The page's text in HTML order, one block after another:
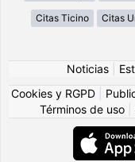
Citas Ticino Citas
Noticias
Cookies y RGPD
Términos de uso